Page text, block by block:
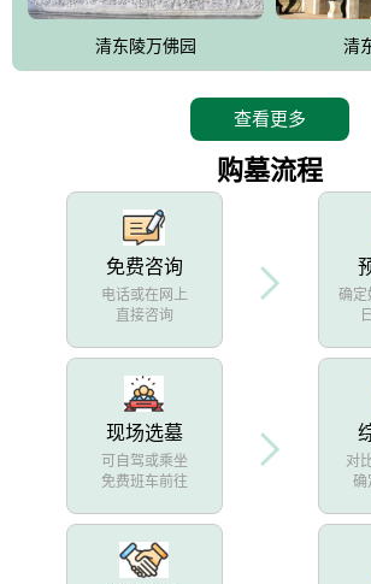
设计建造各种墓地墓位3万个；主体建筑金宝
能适应不同消费阶层的需求，为客户提供墓碑
清东陵万佛园 清
查看更多
购墓流程
免费咨询
电话或在网上
直接咨询
确定
现场选墓
可自驾或乘坐
免费班车前往
对
确